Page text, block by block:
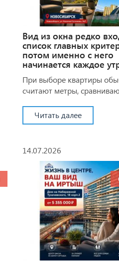
Вид из окна редко
список главных
потом именно с него
начинается каждое
При выборе квартиры
считают метры,
Читать далее
14.07.2026